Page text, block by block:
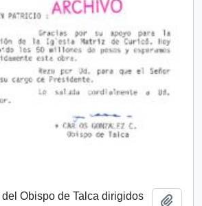
Obispo de Talca dirigidos